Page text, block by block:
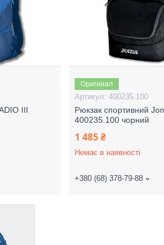
III
Оригинал
400235.100
Рюкзак спортивний
400235.100 чорний
1 485 ₴
Немає в наявності
+380 (68) 378-79-88